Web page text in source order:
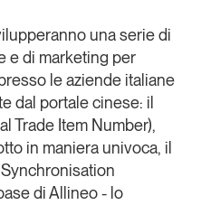
una serie di
e di marketing per
le aziende italiane
dal portale cinese: il
Trade Item Number),
in maniera univoca, il
diAllineo- lo